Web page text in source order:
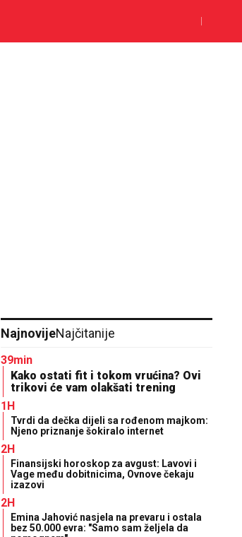
NajnovijeNajčitanije
39min
Kako ostati fit i tokom vrućina? Ovi
trikovi će vam olakšati trening
1H
Tvrdi da dečka dijeli sa rođenom majkom:
Njeno priznanje šokiralo internet
2H
Finansijski horoskop za avgust: Lavovi i
Vage među dobitnicima, Ovnove čekaju
izazovi
2H
Emina Jahović nasjela na prevaru i ostala
bez 50.000 evra: "Samo sam željela da